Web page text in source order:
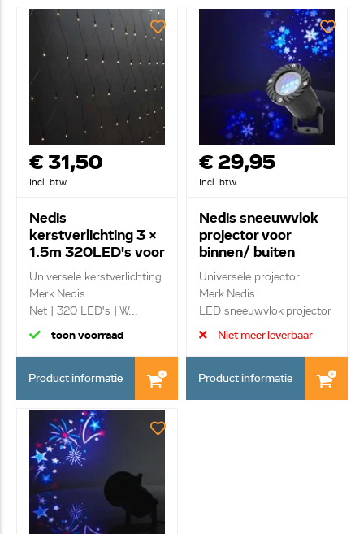
€ 31,50
Incl. btw
Nedis
kerstverlichting 3 x
1.5m 320LED's voor
binnen/ buiten
CLLN320
Universele kerstverlichting
Merk Nedis
Net | 320 LED's | W...
toon voorraad
Product informatie
€ 29,95
Incl. btw
Nedis sneeuwvlok
projector voor
binnen/ buiten
CLPR1
Universele projector
Merk Nedis
LED sneeuwvlok projector
|...
Niet meer leverbaar
Product informatie